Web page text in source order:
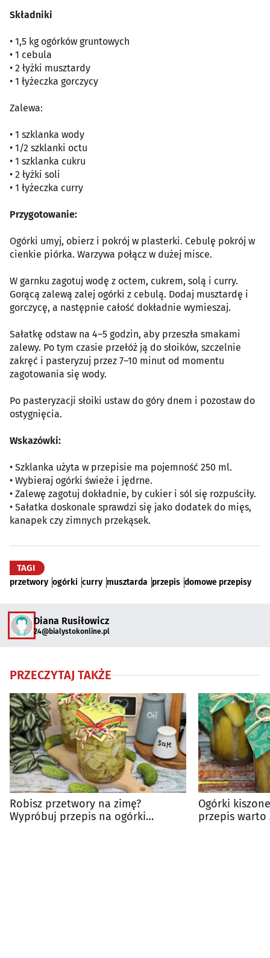
Składniki
• 1,5 kg ogórków gruntowych
• 1 cebula
• 2 łyżki musztardy
• 1 łyżeczka gorczycy
Zalewa:
• 1 szklanka wody
• 1/2 szklanki octu
• 1 szklanka cukru
• 2 łyżki soli
• 1 łyżeczka curry
Przygotowanie:
Ogórki umyj, obierz i pokrój w plasterki. Cebulę pokrój w
cienkie piórka. Warzywa połącz w dużej misce.
W garnku zagotuj wodę z octem, cukrem, solą i curry.
Gorącą zalewą zalej ogórki z cebulą. Dodaj musztardę i
gorczycę, a następnie całość dokładnie wymieszaj.
Sałatkę odstaw na 4–5 godzin, aby przeszła smakami
zalewy. Po tym czasie przełóż ją do słoików, szczelnie
zakręć i pasteryzuj przez 7–10 minut od momentu
zagotowania się wody.
Po pasteryzacji słoiki ustaw do góry dnem i pozostaw do
ostygnięcia.
Wskazówki:
• Szklanka użyta w przepisie ma pojemność 250 ml.
• Wybieraj ogórki świeże i jędrne.
• Zalewę zagotuj dokładnie, by cukier i sól się rozpuściły.
• Sałatka doskonale sprawdzi się jako dodatek do mięs,
kanapek czy zimnych przekąsek.
TAGI
przetwory ogórki curry musztarda przepis domowe przepisy
Diana Rusiłowicz
24@bialystokonline.pl
PRZECZYTAJ TAKŻE
Robisz przetwory na zimę?
Wypróbuj przepis na ogórki
Ogórki
przepis warto